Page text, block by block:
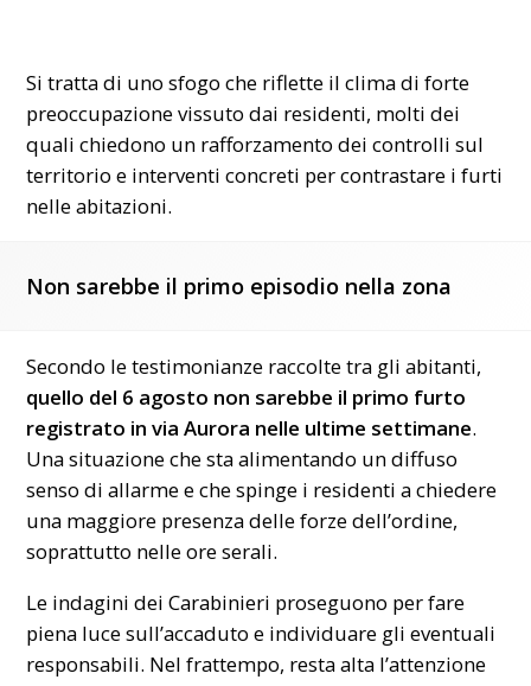
Si tratta di uno sfogo che riflette il clima di forte
preoccupazione vissuto dai residenti, molti dei
quali chiedono un rafforzamento dei controlli sul
territorio e interventi concreti per contrastare i furti
nelle abitazioni.
Non sarebbe il primo episodio nella zona
Secondo le testimonianze raccolte tra gli abitanti,
quello del 6 agosto non sarebbe il primo furto
registrato in via Aurora nelle ultime settimane.
Una situazione che sta alimentando un diffuso
senso di allarme e che spinge i residenti a chiedere
una maggiore presenza delle forze dell’ordine,
soprattutto nelle ore serali.
Le indagini deiCarabinieri proseguono per fare
piena luce sull’accaduto e individuare gli eventuali
responsabili. Nel frattempo, resta alta l’attenzione